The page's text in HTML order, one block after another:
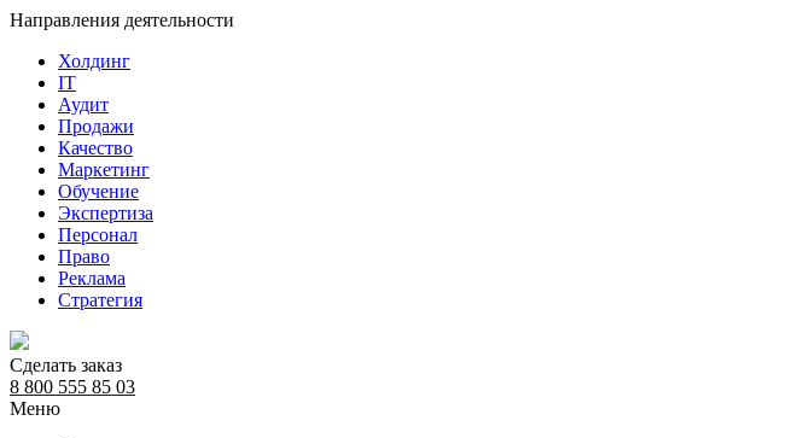
Направления деятельности
Холдинг
IT
Аудит
Продажи
Качество
Маркетинг
Обучение
Экспертиза
Персонал
Право
Реклама
Стратегия
Сделать заказ
8 800 555 85 03
Меню